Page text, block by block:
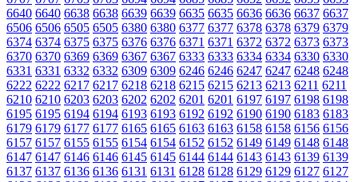
6640 6640 6638 6638 6639 6639 6635 6635 6636 6636 6637 6637
6506 6506 6505 6505 6380 6380 6377 6377 6378 6378 6379 6379
6374 6374 6375 6375 6376 6376 6371 6371 6372 6372 6373 6373
6370 6370 6369 6369 6367 6367 6333 6333 6334 6334 6330 6330
6331 6331 6332 6332 6309 6309 6246 6246 6247 6247 6248 6248
6222 6222 6217 6217 6218 6218 6215 6215 6213 6213 6211 6211
6210 6210 6203 6203 6202 6202 6201 6201 6197 6197 6198 6198
6195 6195 6194 6194 6193 6193 6192 6192 6190 6190 6183 6183
6179 6179 6177 6177 6165 6165 6163 6163 6158 6158 6156 6156
6157 6157 6155 6155 6154 6154 6152 6152 6149 6149 6148 6148
6147 6147 6146 6146 6145 6145 6144 6144 6143 6143 6139 6139
6137 6137 6136 6136 6131 6131 6128 6128 6129 6129 6127 6127